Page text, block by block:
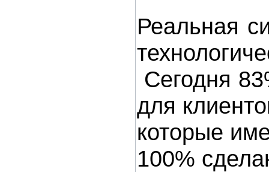
Реальная
Сегодня
для
которые
100%